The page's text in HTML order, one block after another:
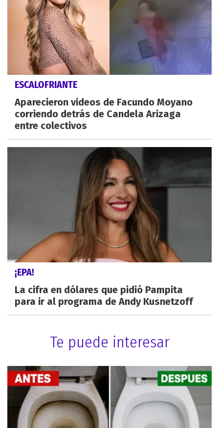
ESCALOFRIANTE
Aparecieron videos de Facundo Moyano
corriendo detrás de Candela Arizaga
entre colectivos
¡EPA!
La cifra en dólares que pidió Pampita
para ir al programa de Andy Kusnetzoff
Te puede interesar